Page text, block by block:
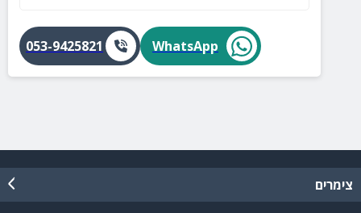
WhatsApp
053-9425821
צימרים